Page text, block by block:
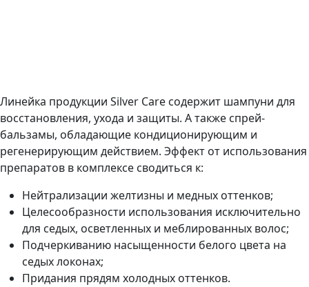
Линейка продукции Silver Care содержит шампуни для
восстановления, ухода и защиты. А также спрей-
бальзамы, обладающие кондиционирующим и
регенерирующим действием. Эффект от использования
препаратов в комплексе сводиться к:
Нейтрализации желтизны и медных оттенков;
Целесообразности использования исключительно
для седых, осветленных и меблированных волос;
Подчеркиванию насыщенности белого цвета на
седых локонах;
Придания прядям холодных оттенков.